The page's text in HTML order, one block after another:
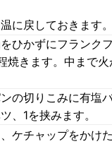
に戻しておきます。
ひかずにフランク
焼きます。中まで
の切りこみに有塩
、1を挟みます。
ケチャップをかけた